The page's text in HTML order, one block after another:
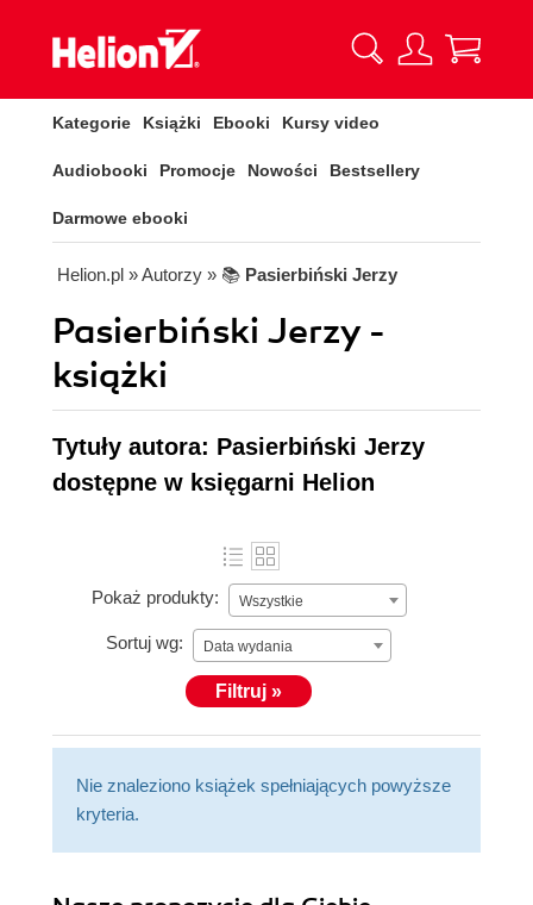
Kategorie Książki Ebooki Kursy video
Audiobooki Promocje Nowości Bestsellery
Darmowe ebooki
Helion.pl » Autorzy » 📚 Pasierbiński Jerzy
Pasierbiński Jerzy -
książki
Tytuły autora: Pasierbiński Jerzy
dostępne w księgarni Helion
Pokaż produkty: Wszystkie
Sortuj wg: Data wydania
Filtruj »
Nie znaleziono książek spełniających powyższe
kryteria.